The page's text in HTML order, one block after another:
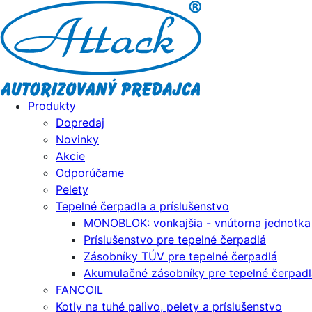
Produkty
Dopredaj
Novinky
Akcie
Odporúčame
Pelety
Tepelné čerpadla a príslušenstvo
MONOBLOK: vonkajšia - vnútorna jednotka
Príslušenstvo pre tepelné čerpadlá
Zásobníky TÚV pre tepelné čerpadlá
Akumulačné zásobníky pre tepelné
FANCOIL
Kotly na tuhé palivo, pelety a príslušenstvo